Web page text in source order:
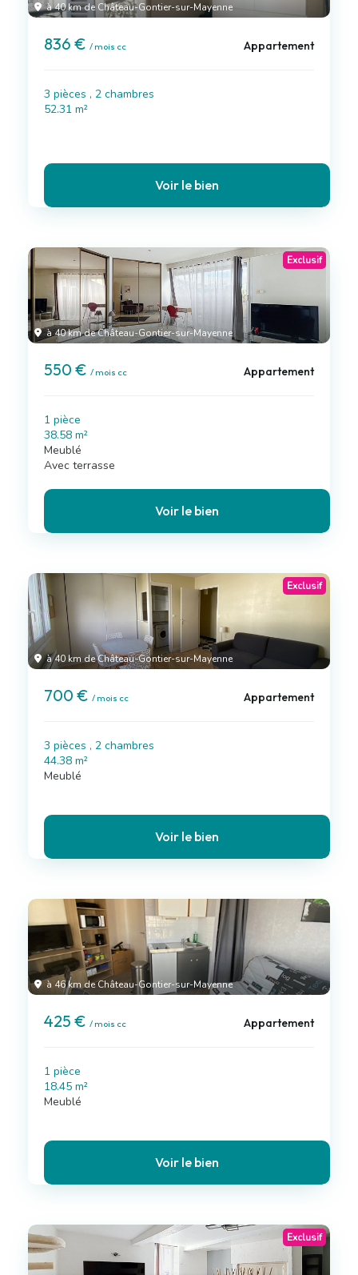
à 40 km de Château-Gontier-sur-Mayenne
836 € / mois cc Appartement
3 pièces , 2 chambres
52.31 m²
Voir le bien
à 40 km de Château-Gontier-sur-Mayenne
Exclusif
550 € / mois cc Appartement
1 pièce
38.58 m²
Meublé
Avec terrasse
Voir le bien
à 40 km de Château-Gontier-sur-Mayenne
Exclusif
700 € / mois cc Appartement
3 pièces , 2 chambres
44.38 m²
Meublé
Voir le bien
à 46 km de Château-Gontier-sur-Mayenne
425 € / mois cc Appartement
1 pièce
18.45 m²
Meublé
Voir le bien
Exclusif